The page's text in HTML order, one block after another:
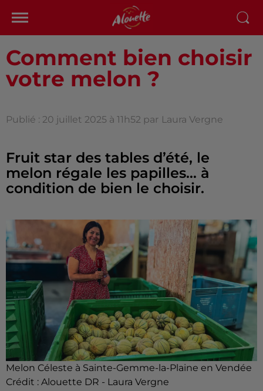
Comment bien choisir
votre melon ?
Publié : 20 juillet 2025 à 11h52 par Laura Vergne
Fruit star des tables d’été, le
melon régale les papilles… à
condition de bien le choisir.
Melon Céleste à Sainte-Gemme-la-Plaine en Vendée
Crédit : Alouette DR - Laura Vergne